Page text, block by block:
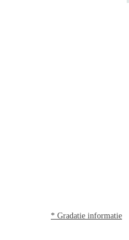
* Gradatie informatie